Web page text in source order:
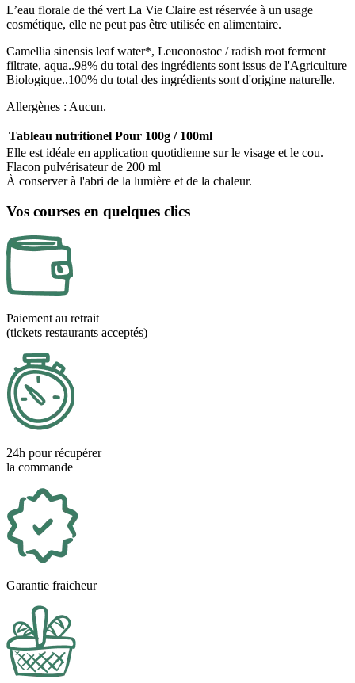
L’eau florale de thé vert La Vie Claire est réservée à un usage
cosmétique, elle ne peut pas être utilisée en alimentaire.
Camellia sinensis leaf water*, Leuconostoc / radish root ferment
filtrate, aqua..98% du total des ingrédients sont issus de l'Agriculture
Biologique..100% du total des ingrédients sont d'origine naturelle.
Allergènes : Aucun.
Tableau nutritionel Pour 100g / 100ml
Elle est idéale en application quotidienne sur le visage et le cou.
Flacon pulvérisateur de 200 ml
À conserver à l'abri de la lumière et de la chaleur.
Vos courses en quelques clics
Paiement au retrait
(tickets restaurants acceptés)
24h pour récupérer
la commande
Garantie fraicheur